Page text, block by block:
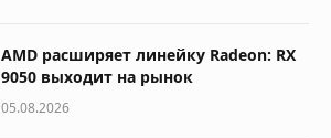
AMD расширяет линейку Radeon: RX
9050 выходит на рынок
05.08.2026